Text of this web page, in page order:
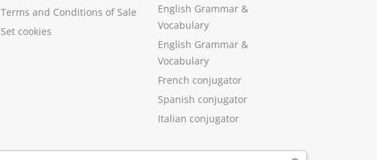
Terms and Conditions of Sale
Set cookies
English Grammar &
Vocabulary
English Grammar &
Vocabulary
French conjugator
Spanish conjugator
Italian conjugator